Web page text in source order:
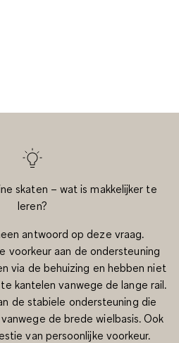
skaten – wat is makkelijker te
leren?
antwoord op deze vraag.
voorkeur aan de ondersteuning
via de behuizing en hebben niet
kantelen vanwege de lange rail.
de stabiele ondersteuning die
de brede wielbasis. Ook
van persoonlijke voorkeur.